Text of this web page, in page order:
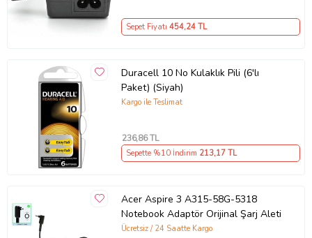
Sepet Fiyatı 454,24 TL
Duracell 10 No Kulaklık Pili (6'lı
Paket) (Siyah)
Kargo ile Teslimat
236,86 TL
Sepette %10 İndirim 213,17 TL
Acer Aspire 3 A315-58G-5318
Notebook Adaptör Orijinal Şarj Aleti
Ücretsiz / 24 Saatte Kargo